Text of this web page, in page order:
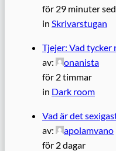
för 29 minuter
in Skrivarstugan
Tjejer: Vad tycker
av:
onanista
för 2 timmar
in Dark room
Vad är det
av:
apolamvano
för 2 dagar